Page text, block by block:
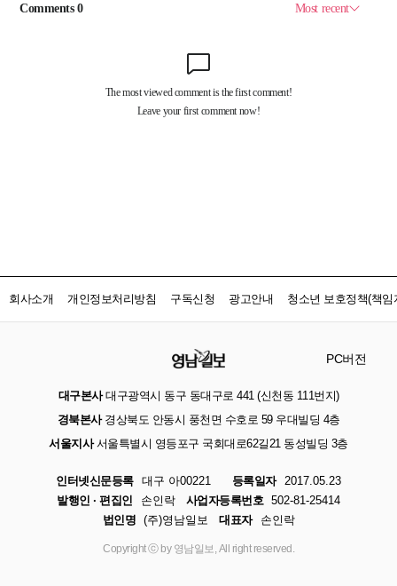
회사소개 개인정보처리방침 구독신청 광고안내 청소년 보호정책(책임
PC버전
대구본사대구광역시 동구 동대구로 441 (신천동 111번지)
경북본사경상북도 안동시 풍천면 수호로 59 우대빌딩 4층
서울지사서울특별시 영등포구 국회대로62길21 동성빌딩 3층
인터넷신문등록 대구 아00221 등록일자
2017.05.23
발행인 · 편집인
손인락 사업자등록번호 502-81-25414
법인명 (주)영남일보 대표자 손인락
Copyright ⓒ by 영남일보, All right reserved.